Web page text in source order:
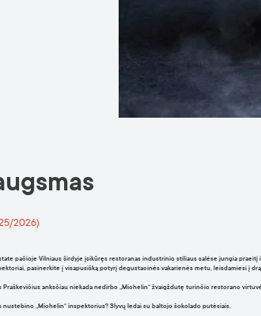
2026)
pačioje Vilniaus širdyje įsikūręs restoranas industrinio stiliaus salėse jungia
pasinerkite į visapusišką potyrį degustacinės vakarienės metu, leisdamiesi į
Praškevičius anksčiau niekada nedirbo „Michelin“ žvaigždutę turinčio restorano
nustebino „Michelin“ inspektorius? Slyvų ledai su baltojo šokolado putėsiais.